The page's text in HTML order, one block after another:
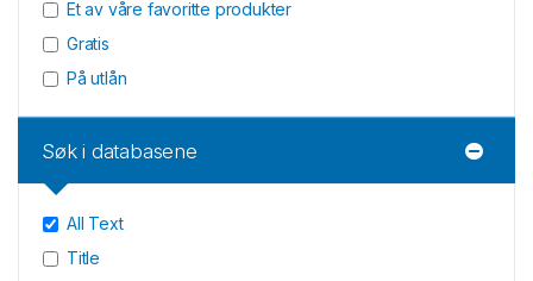
Et av våre favoritte produkter
Gratis
På utlån
Søk i databasene
All Text
Title